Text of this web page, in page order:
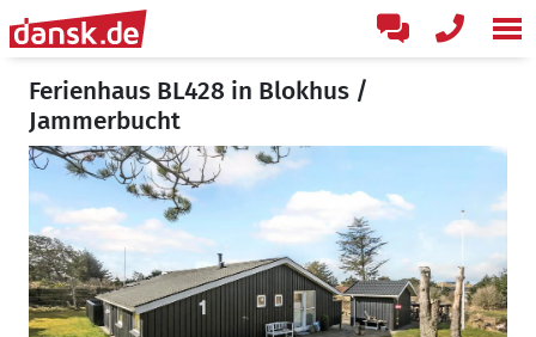
Ferienhaus BL428 in Blokhus /
Jammerbucht